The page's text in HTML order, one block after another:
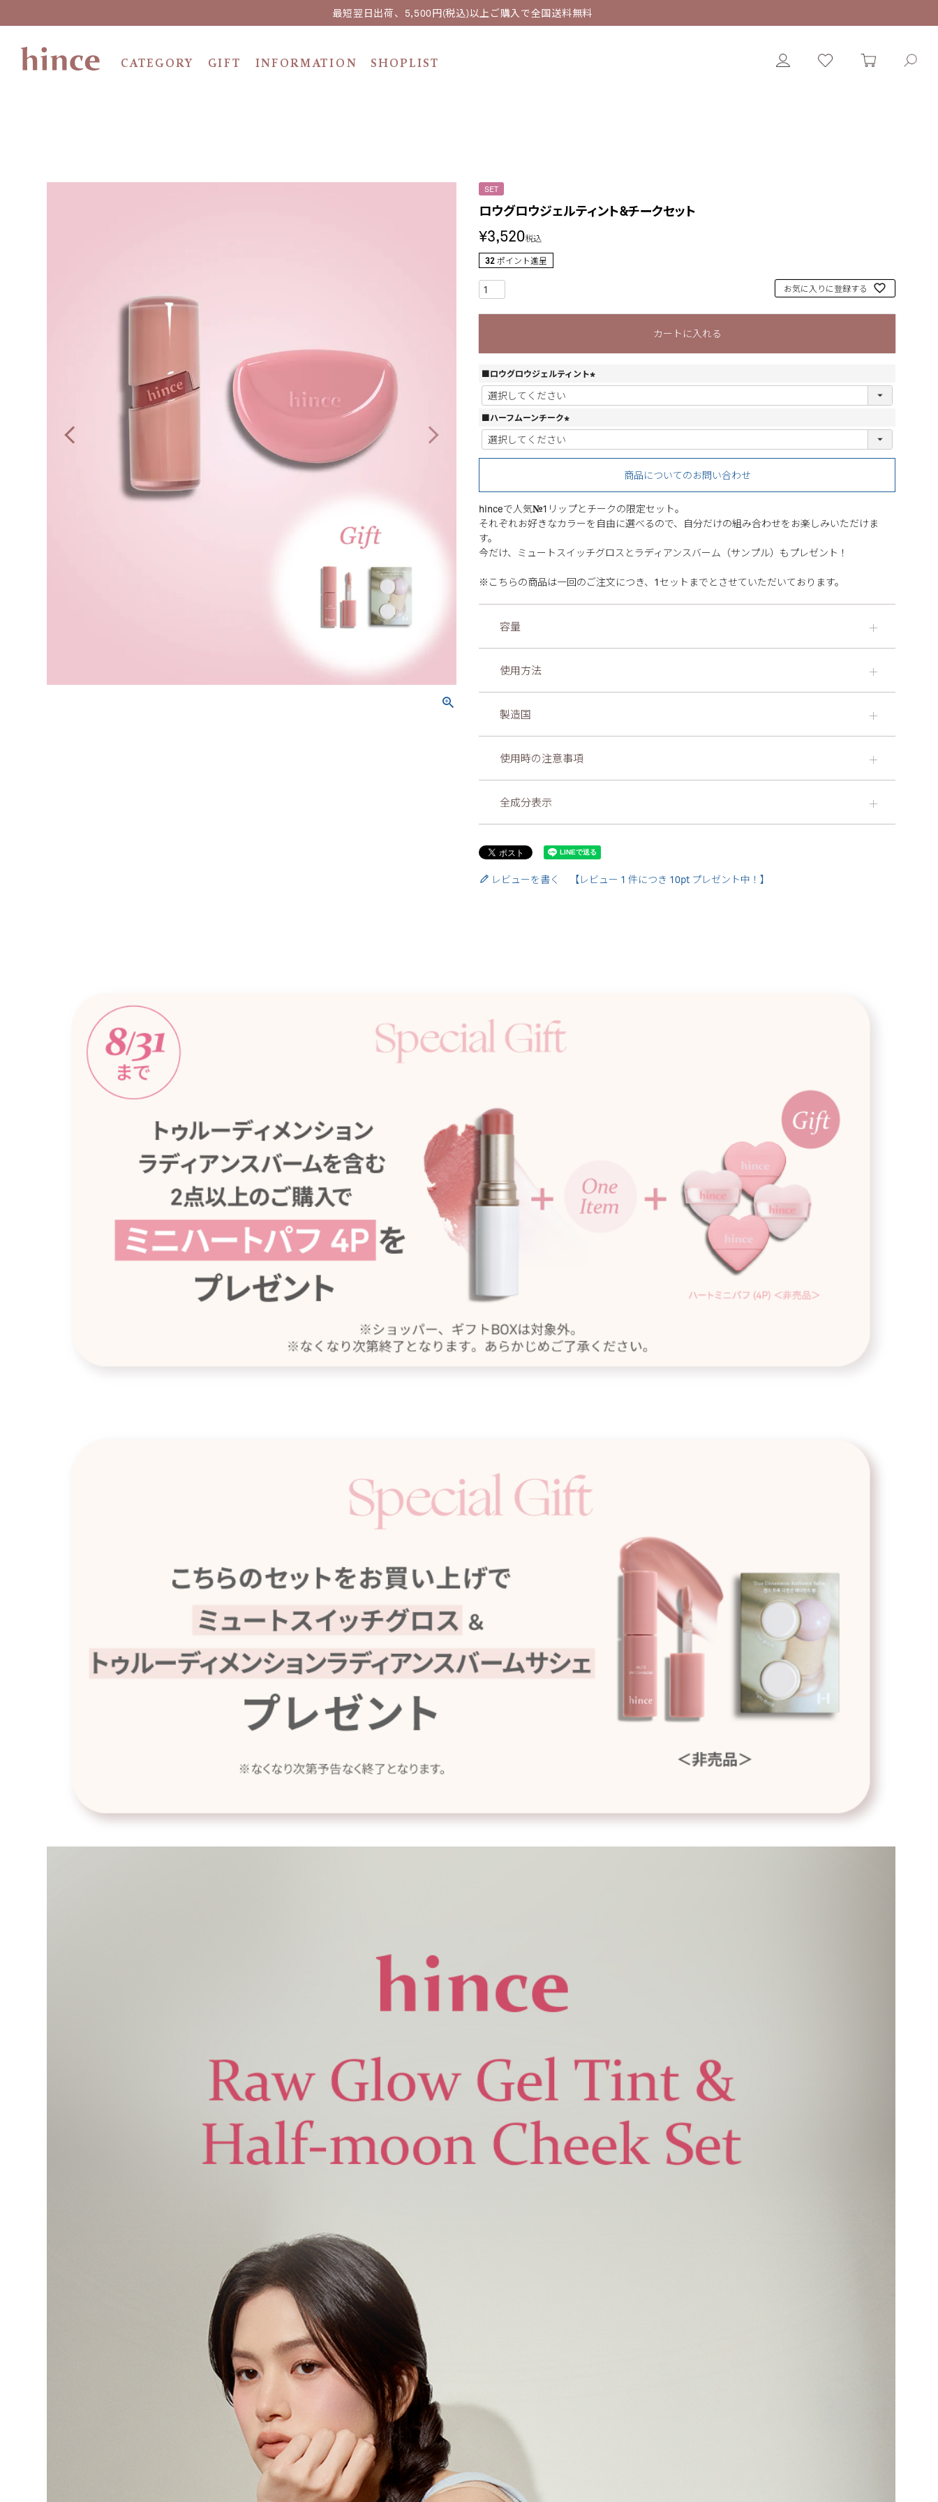
最短翌日出荷、5,500円(税込)以上ご購入で全国送料無料
CATEGORY GIFT INFORMATION SHOPLIST
SET
ロウグロウジェルティント&チークセット
¥3,520税込
32 ポイント進呈
お気に入りに登録する
カートに入れる
■ロウグロウジェルティント
(
)
■ハーフムーンチーク
(
須
商品についてのお問い合わせ
hinceで人気№1リップとチークの限定セット。
それぞれお好きなカラーを自由に選べるので、自分だけの組み合わせをお楽しみいただけま
す。
今だけ、ミュートスイッチグロスとラディアンスバーム（サンプル）もプレゼント！
※こちらの商品は一回のご注文につき、1セットまでとさせていただいております。
容量 ＋
使用方法 ＋
製造国 ＋
使用時の注意事項 ＋
全成分表示 ＋
レビューを書く 【レビュー 1 件につき 10pt プレゼント中！】